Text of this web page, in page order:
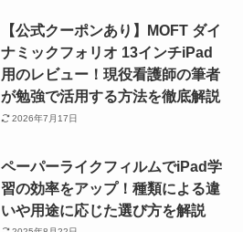
【公式クーポンあり】MOFT ダイ
ナミックフォリオ 13インチiPad
用のレビュー！現役看護師の筆者
が勉強で活用する方法を徹底解説
2026年7月17日
ペーパーライクフィルムでiPad学
習の効率をアップ！種類による違
いや用途に応じた選び方を解説